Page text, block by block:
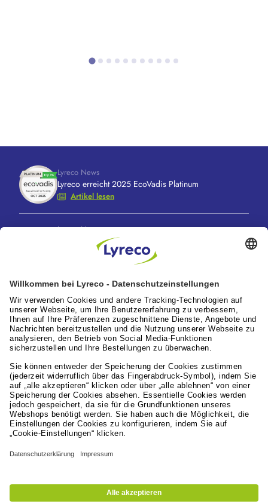
Lyreco News
Lyreco erreicht 2025 EcoVadis Platinum
Artikel lesen
Lyreco News
Lyreco feiert 100 Jahre “A Great Working Day.
Delivered."
Lyreco News
Lyreco Partner Convention 2026: Zentraler
Branchentreff mit Zukunftskraft
Artikel lesen
Leistungen für die Arbeitswelt
Lyreco Deutschland
ImpressumAGBDatenschutzerklärungNutzungsbedingungen
Erklärung zur digitalen Barrierefreiheit